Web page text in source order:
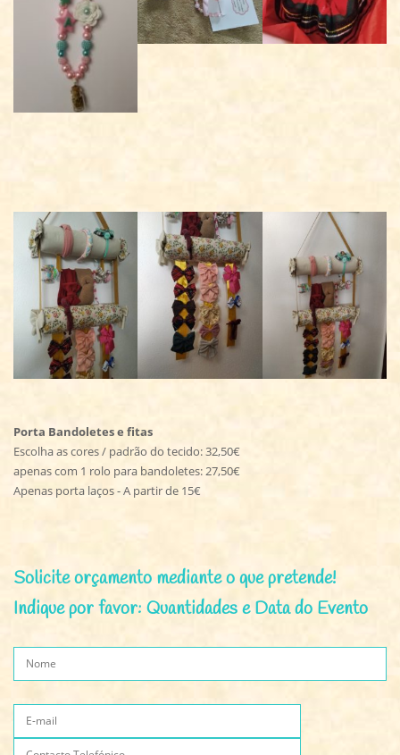
Porta Bandoletes e fitas
Escolha as cores / padrão do tecido: 32,50€
apenas com 1 rolo para bandoletes: 27,50€
Apenas porta laços - A partir de 15€
Solicite orçamento mediante o que pretende!
Indique por favor: Quantidades e Data do Evento